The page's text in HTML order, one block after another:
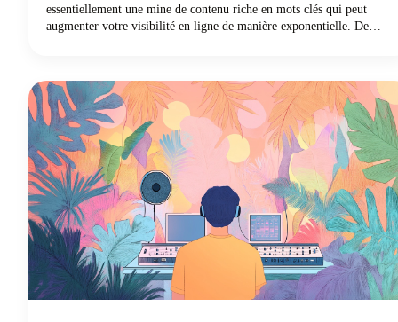
essentiellement une mine de contenu riche en mots clés qui peut
augmenter votre visibilité en ligne de manière exponentielle. De
podcast est une opération brutale. C'est du temps que vous pourriez
consacrer à créer un meilleur contenu, à établir des liens avec votre
public ou à développer votre émission ! Les meilleurs services de
transcription de podcasts vous évitent cette corvée tout en fournissant
des transcriptions précises et utilisables qui conviennent à votre flux
de travail et à votre budget.